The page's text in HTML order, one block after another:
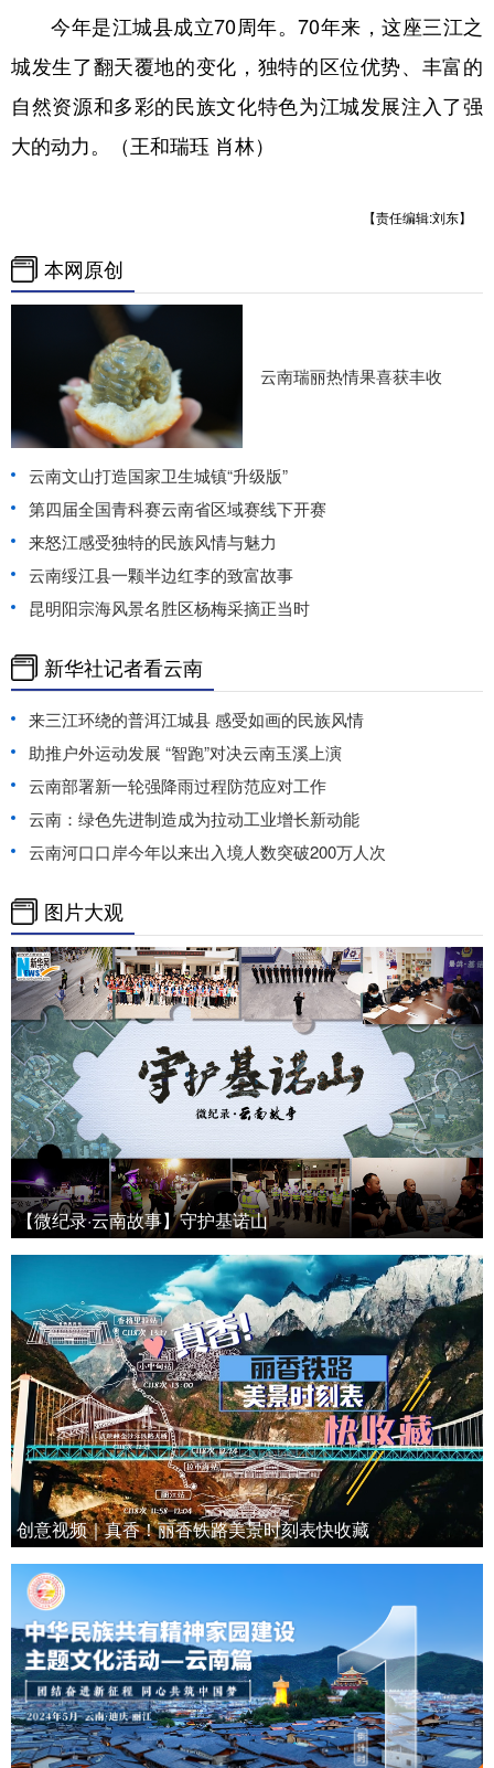
今年是江城县成立70周年。70年来，这座三江之
城发生了翻天覆地的变化，独特的区位优势、丰富的
自然资源和多彩的民族文化特色为江城发展注入了强
大的动力。（王和瑞珏 肖林）
【责任编辑:刘东】
本网原创
云南瑞丽热情果喜获丰收
云南文山打造国家卫生城镇“升级版”
第四届全国青科赛云南省区域赛线下开赛
来怒江感受独特的民族风情与魅力
云南绥江县一颗半边红李的致富故事
昆明阳宗海风景名胜区杨梅采摘正当时
新华社记者看云南
来三江环绕的普洱江城县 感受如画的民族风情
助推户外运动发展 “智跑”对决云南玉溪上演
云南部署新一轮强降雨过程防范应对工作
云南：绿色先进制造成为拉动工业增长新动能
云南河口口岸今年以来出入境人数突破200万人次
图片大观
【微纪录·云南故事】守护基诺山
创意视频｜真香！丽香铁路美景时刻表快收藏